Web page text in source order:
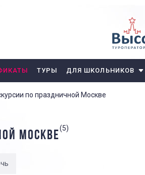
ТУРЫ ДЛЯ ШКОЛЬНИКОВ
по праздничной Москве
МОСКВЕ
(5)